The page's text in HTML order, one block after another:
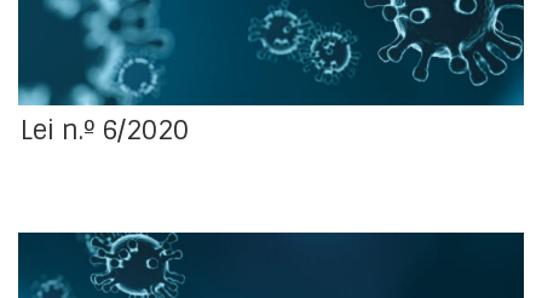
Lei n.º 6/2020